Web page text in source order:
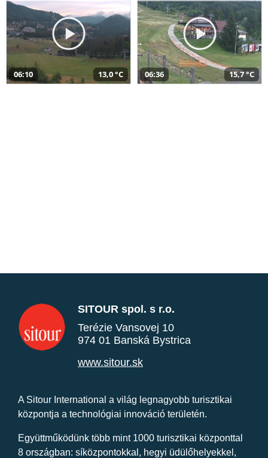
06:10 13,0 °C 06:36 15,7 °C
SITOUR spol. s r.o.
Terézie Vansovej 10
974 01 Banská Bystrica
www.sitour.sk
A Sitour International a világ legnagyobb turisztikai
központja a technológiai innováció területén.
Együttműködünk több mint 1000 turisztikai központtal
8 országban: síközpontokkal, hegyi üdülőhelyekkel,